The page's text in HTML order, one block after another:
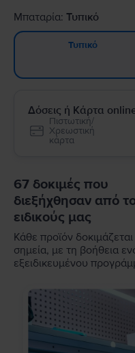
Μπαταρία: Τυπικό
Τυπικό
Δόσεις ή Κάρτα
Πιστωτική/
Χρεωστική
κάρτα
67 δοκιμές που
διεξήχθησαν από
ειδικούς μας
Κάθε προϊόν
σημεία, με τη βοήθεια
εξειδικευμένου